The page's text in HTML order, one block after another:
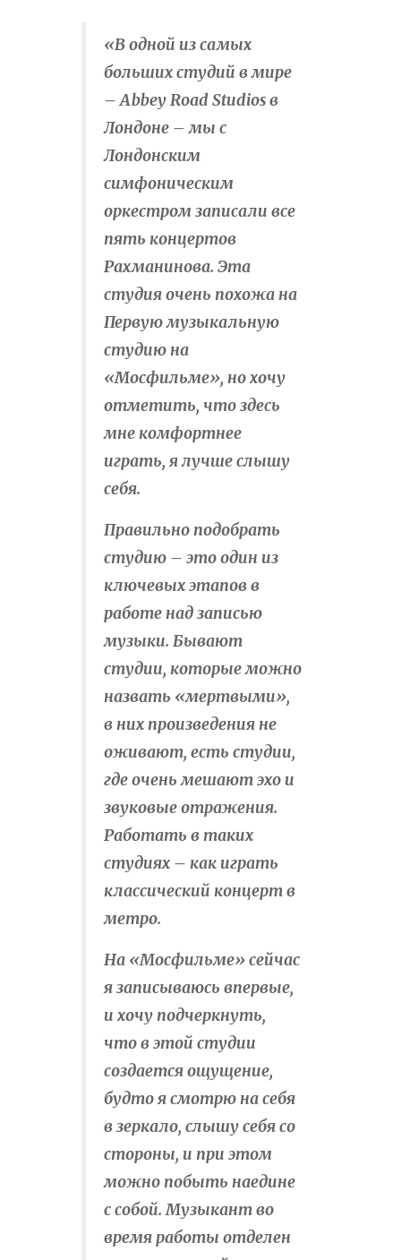
«В одной из самых
больших студий в мире
– Abbey Road Studios в
Лондоне – мы с
Лондонским
симфоническим
оркестром записали все
пять концертов
Рахманинова. Эта
студия очень похожа на
Первую музыкальную
студию на
«Мосфильме», но хочу
отметить, что здесь
мне комфортнее
играть, я лучше слышу
себя.
Правильно подобрать
студию – это один из
ключевых этапов в
работе над записью
музыки. Бывают
студии, которые можно
назвать «мертвыми»,
в них произведения не
оживают, есть студии,
где очень мешают эхо и
звуковые отражения.
Работать в таких
студиях – как играть
классический концерт в
метро.
На «Мосфильме» сейчас
я записываюсь впервые,
и хочу подчеркнуть,
что в этой студии
создается ощущение,
будто я смотрю на себя
в зеркало, слышу себя со
стороны, и при этом
можно побыть наедине
с собой. Музыкант во
время работы отделен